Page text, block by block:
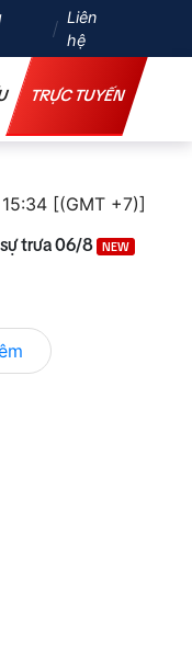
Liên
hệ
TRỰC TUYẾN
[(GMT +7)]
trưa 06/8 NEW